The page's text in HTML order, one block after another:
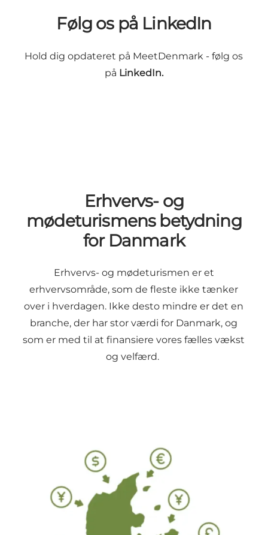
Følg os på LinkedIn
Hold dig opdateret på MeetDenmark - følg os
på LinkedIn.
Erhvervs- og
mødeturismens betydning
for Danmark
Erhvervs- og mødeturismen er et
erhvervsområde, som de fleste ikke tænker
over i hverdagen. Ikke desto mindre er det en
branche, der har stor værdi for Danmark, og
som er med til at finansiere vores fælles vækst
og velfærd.